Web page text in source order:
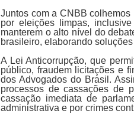
Juntos com a CNBB
por eleições limpas,
manterem o alto nível do
brasileiro, elaborando
A Lei Anticorrupção, que
público, fraudem licitações e
dos Advogados do Brasil.
processos de cassações de
cassação imediata de
administrativa e por crimes